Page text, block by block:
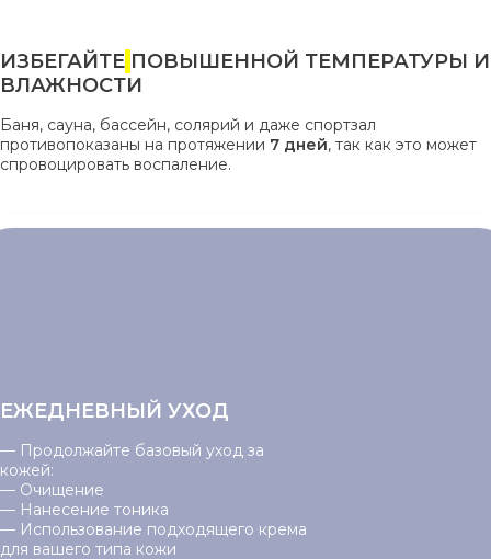
ИЗБЕГАЙТЕ ПОВЫШЕННОЙ ТЕМПЕРАТУРЫ И
ВЛАЖНОСТИ
Баня, сауна, бассейн, солярий и даже спортзал
противопоказаны на протяжении 7 дней, так как это может
спровоцировать воспаление.
ЕЖЕДНЕВНЫЙ УХОД
— Продолжайте базовый уход за
кожей:
— Очищение
— Нанесение тоника
— Использование подходящего крема
для вашего типа кожи